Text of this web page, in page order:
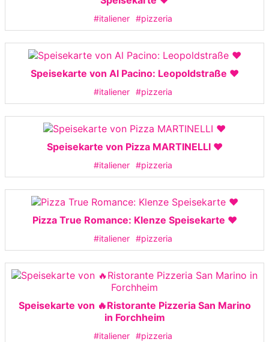
#italiener #pizzeria
Speisekarte von Al Pacino: Leopoldstraße ❤️
#italiener #pizzeria
Speisekarte von Pizza MARTINELLI ❤️
#italiener #pizzeria
Pizza True Romance: Klenze Speisekarte ❤️
#italiener #pizzeria
Speisekarte von 🔥Ristorante Pizzeria San Marino
in Forchheim
#italiener #pizzeria